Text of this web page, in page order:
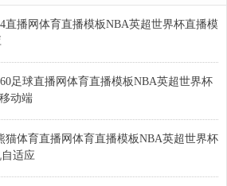
直播网体育直播模板NBA英超世界杯直播模
足球直播网体育直播模板NBA英超世界杯
动端
猫体育直播网体育直播模板NBA英超世界杯
适应